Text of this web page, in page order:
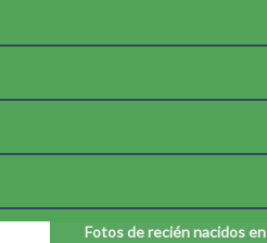
Fotos de recién nacidos en